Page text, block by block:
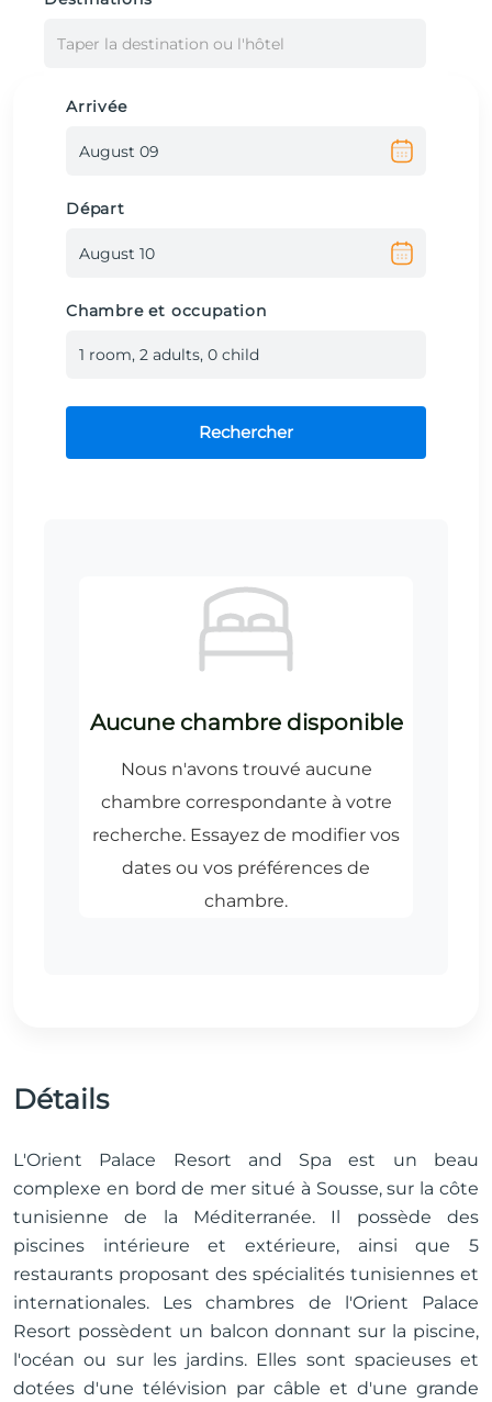
Taper la destination ou l'hôtel
Arrivée
Départ
Chambre et occupation
1 room, 2 adults, 0 child
Rechercher
Détails
L'Orient Palace Resort and Spa est un beau
complexe en bord de mer situé à Sousse, sur la côte
tunisienne de la Méditerranée. Il possède des
piscines intérieure et extérieure, ainsi que 5
restaurants proposant des spécialités tunisiennes et
internationales. Les chambres de l'Orient Palace
Resort possèdent un balcon donnant sur la piscine,
l'océan ou sur les jardins. Elles sont spacieuses et
dotées d'une télévision par câble et d'une grande